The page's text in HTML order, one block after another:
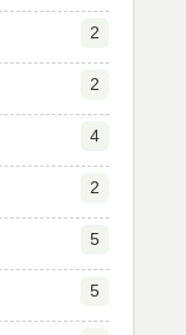
2
2
4
2
5
5